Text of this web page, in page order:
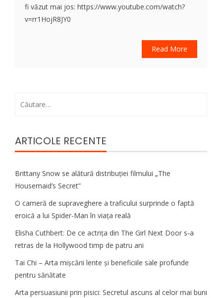
fi văzut mai jos: https://www.youtube.com/watch?
v=rr1HojR8JY0
Read More
ARTICOLE RECENTE
Brittany Snow se alătură distribuției filmului „The
Housemaid’s Secret”
O cameră de supraveghere a traficului surprinde o faptă
eroică a lui Spider-Man în viața reală
Elisha Cuthbert: De ce actrița din The Girl Next Door s‑a
retras de la Hollywood timp de patru ani
Tai Chi – Arta mișcării lente și beneficiile sale profunde
pentru sănătate
Arta persuasiunii prin pisici: Secretul ascuns al celor mai buni